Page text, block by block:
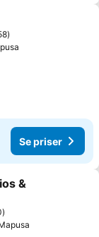
Se priser
&